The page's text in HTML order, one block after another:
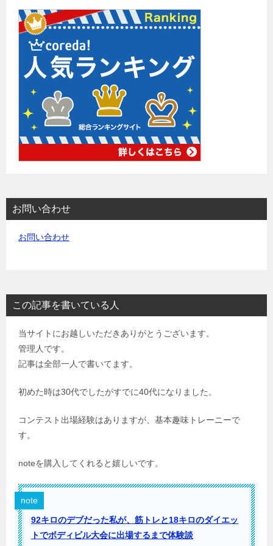
お問い合わせ
お問い合わせ
この記事を書いている人
当サイトにお越しいただきありがとうございます。
管理人です。
記事は全部一人で書いてます。
初めた時は30代でしたがすでに40代になりました。
コンテスト出場経験はありますが、基本趣味トレーニーで
す。
noteを購入してくれると嬉しいです。
note
92キロのデブだった私が、筋トレと18キロのダイエッ
トでボディビル大会に出場するまで体験談